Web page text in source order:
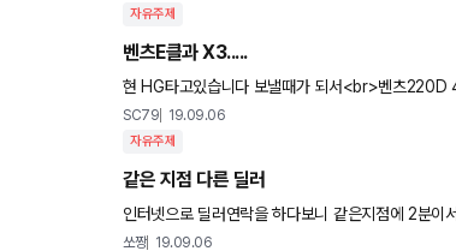
자유주제
벤츠E클과 X3.....
현 HG타고있습니다 보낼때가 되서<br>벤츠
행해보고 취소 했습니다(도심연비
SC79 19.09.06
자유주제
같은 지점 다른 딜러
인터넷으로 딜러연락을 하다보니 같은지점에 2분이서 연락이왔는데 한
점사람꺼 보내두되는거에여? 예의가아닌거같아서..
쏘짱 19.09.06